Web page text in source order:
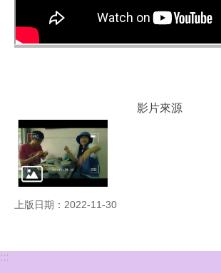
政
常
見
問
答
集
區
影片來源
上版日期：2022-11-30
:::